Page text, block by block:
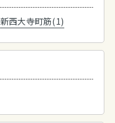
新西大寺町筋(1)